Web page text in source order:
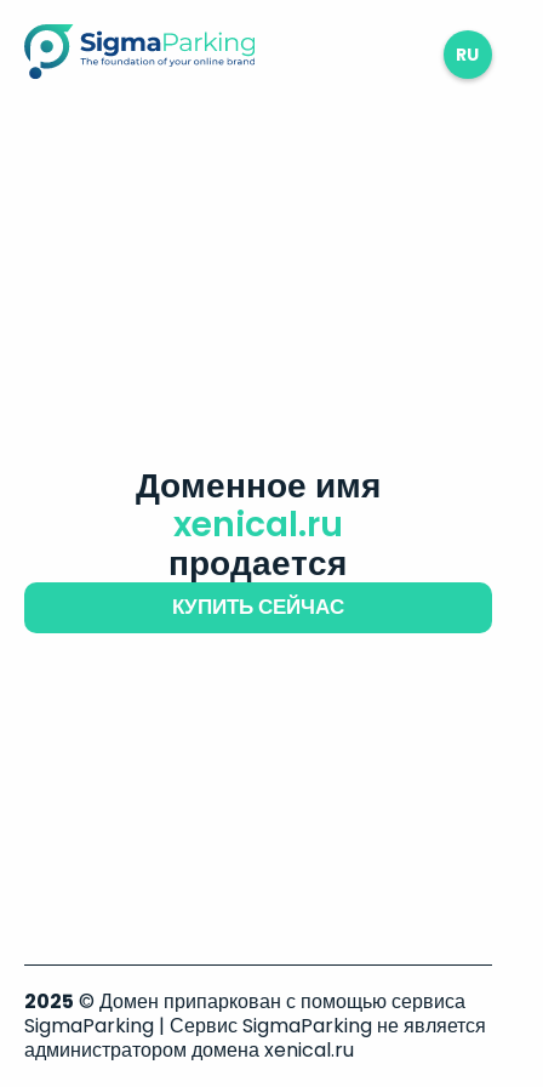
RU
Доменное имя
xenical.ru
продается
КУПИТЬ СЕЙЧАС
2025 © Домен припаркован с помощью сервиса
SigmaParking | Сервис SigmaParking не является
администратором домена xenical.ru